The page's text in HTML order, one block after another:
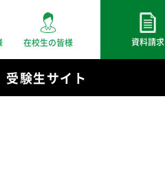
在校生の皆様 資料請求
受験生サイト